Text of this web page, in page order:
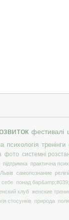
фестивалі
психологія тренінги
фото системні
підтримка практична
самопознание
себе понад
клуб женские
стосунків природа